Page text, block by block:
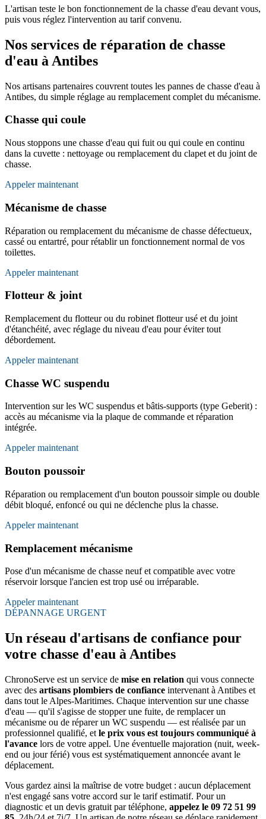
L'artisan teste le bon fonctionnement de la chasse d'eau devant vous,
puis vous réglez l'intervention au tarif convenu.
Nos services de réparation de chasse
d'eau à Antibes
Nos artisans partenaires couvrent toutes les pannes de chasse d'eau à
Antibes, du simple réglage au remplacement complet du mécanisme.
Chasse qui coule
Nous stoppons une chasse d'eau qui fuit ou qui coule en continu
dans la cuvette : nettoyage ou remplacement du clapet et du joint de
chasse.
Appeler maintenant
Mécanisme de chasse
Réparation ou remplacement du mécanisme de chasse défectueux,
cassé ou entartré, pour rétablir un fonctionnement normal de vos
toilettes.
Appeler maintenant
Flotteur & joint
Remplacement du flotteur ou du robinet flotteur usé et du joint
d'étanchéité, avec réglage du niveau d'eau pour éviter tout
débordement.
Appeler maintenant
Chasse WC suspendu
Intervention sur les WC suspendus et bâtis-supports (type Geberit) :
accès au mécanisme via la plaque de commande et réparation
intégrée.
Appeler maintenant
Bouton poussoir
Réparation ou remplacement d'un bouton poussoir simple ou double
débit bloqué, enfoncé ou qui ne déclenche plus la chasse.
Appeler maintenant
Remplacement mécanisme
Pose d'un mécanisme de chasse neuf et compatible avec votre
réservoir lorsque l'ancien est trop usé ou irréparable.
Appeler maintenant
DÉPANNAGE URGENT
Un réseau d'artisans de confiance pour
votre chasse d'eau à Antibes
ChronoServe est un service de mise en relation qui vous connecte
avec des artisans plombiers de confiance intervenant à Antibes et
dans tout le Alpes-Maritimes. Chaque intervention sur une chasse
d'eau — qu'il s'agisse de stopper une fuite, de remplacer un
mécanisme ou de réparer un WC suspendu — est réalisée par un
professionnel qualifié, et le prix vous est toujours communiqué à
l'avance lors de votre appel. Une éventuelle majoration (nuit, week-
end ou jour férié) vous est systématiquement annoncée avant le
déplacement.
Vous gardez ainsi la maîtrise de votre budget : aucun déplacement
n'est engagé sans votre accord sur le tarif estimatif. Pour un
diagnostic et un devis gratuit par téléphone, appelez le 09 72 51 99